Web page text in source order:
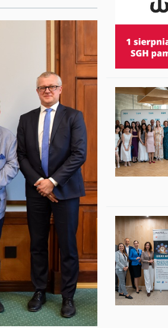
Współpraca międzynarodowa
Współpraca z otoczeniem
Sport
Historia
Wspomnienia